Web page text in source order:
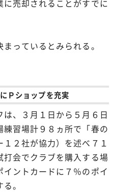
売却されることがすでに
っているとみられる。
Ｐショップを充実
は、３月１日から５月６日
習場計９８ヵ所で「春の
２社が協力）を述べ７１
打会でクラブを購入する場
ントカードに７％のポイ
。